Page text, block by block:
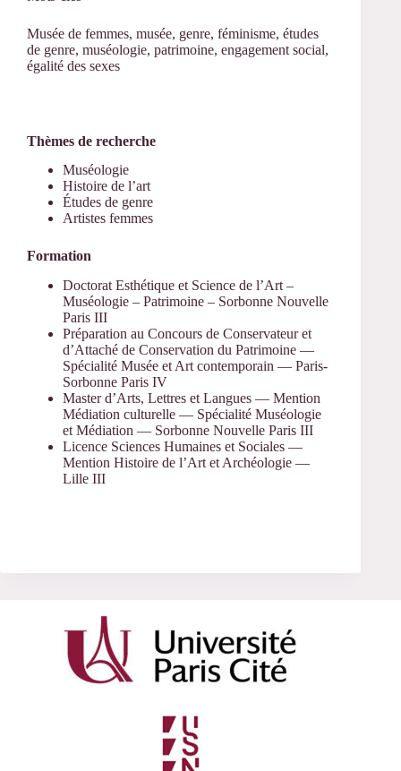
Musée de femmes, musée, genre, féminisme, études
de genre, muséologie, patrimoine, engagement social,
égalité des sexes
Thèmes de recherche
Muséologie
Histoire de l’art
Études de genre
Artistes femmes
Formation
Doctorat Esthétique et Science de l’Art –
Muséologie – Patrimoine – Sorbonne Nouvelle
Paris III
Préparation au Concours de Conservateur et
d’Attaché de Conservation du Patrimoine —
Spécialité Musée et Art contemporain — Paris-
Sorbonne Paris IV
Master d’Arts, Lettres et Langues — Mention
Médiation culturelle — Spécialité Muséologie
et Médiation — Sorbonne Nouvelle Paris III
Licence Sciences Humaines et Sociales —
Mention Histoire de l’Art et Archéologie —
Lille III